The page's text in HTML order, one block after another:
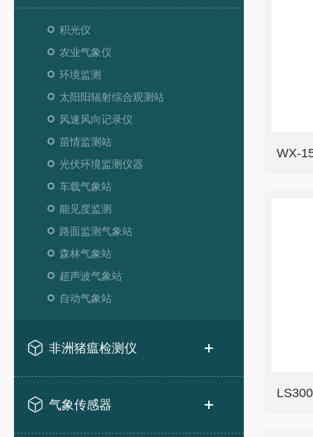
积光仪
农业气象仪
环境监测
太阳阳辐射综合观测站
风速风向记录仪
苗情监测站
光伏环境监测仪器
车载气象站
能见度监测
路面监测气象站
森林气象站
超声波气象站
自动气象站
非洲猪瘟检测仪
气象传感器
WX-